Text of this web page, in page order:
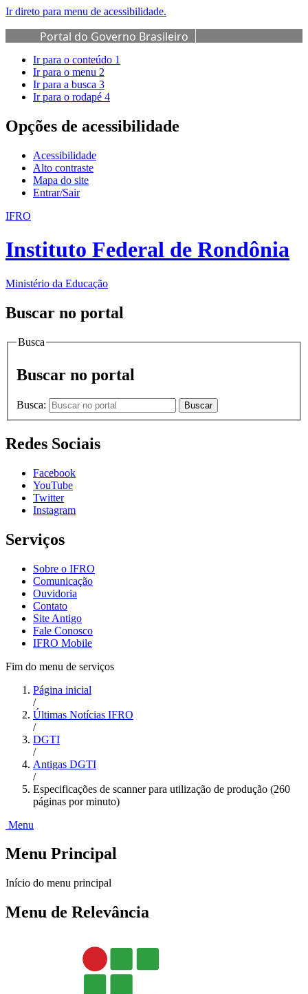
Ir direto para menu de acessibilidade.
Portal do Governo Brasileiro
Ir para o conteúdo 1
Ir para o menu 2
Ir para a busca 3
Ir para o rodapé 4
Opções de acessibilidade
Acessibilidade
Alto contraste
Mapa do site
Entrar/Sair
IFRO
Instituto Federal de Rondônia
Ministério da Educação
Buscar no portal
Busca
Buscar no portal
Busca: Buscar
Redes Sociais
Facebook
YouTube
Twitter
Instagram
Serviços
Sobre o IFRO
Comunicação
Ouvidoria
Contato
Site Antigo
Fale Conosco
IFRO Mobile
Fim do menu de serviços
Página inicial
/
Últimas Notícias IFRO
/
DGTI
/
Antigas DGTI
/
Especificações de scanner para utilização de produção (260
páginas por minuto)
Menu
Menu Principal
Início do menu principal
Menu de Relevância